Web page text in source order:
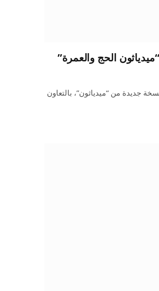
الحج والعمرة”
جديدة من “ميدياثون”، بالتعاون